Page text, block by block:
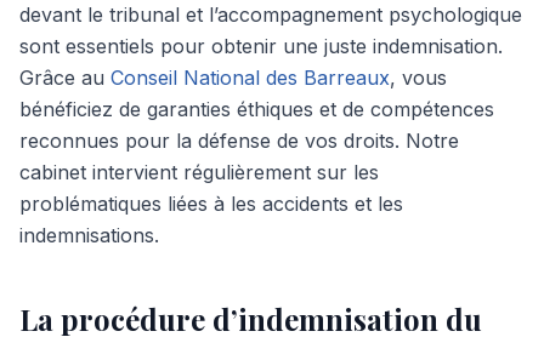
devant le tribunal et l’accompagnement psychologique
sont essentiels pour obtenir une juste indemnisation.
Grâce au Conseil National des Barreaux, vous
bénéficiez de garanties éthiques et de compétences
reconnues pour la défense de vos droits. Notre
cabinet intervient régulièrement sur les
problématiques liées à les accidents et les
indemnisations.
La procédure d’indemnisation du